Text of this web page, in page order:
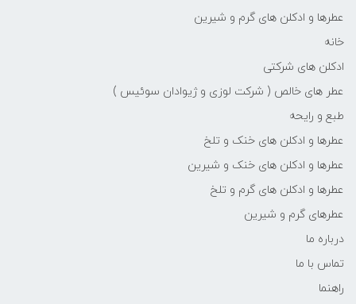
عطرها و ادکلن های گرم و شیرین
خانه
ادکلن های شرکتی
عطر های خالص ( شرکت لوزی و ژیوادان سوئیس )
طبع و رایحه
عطرها و ادکلن های خنک و تلخ
عطرها و ادکلن های خنک و شیرین
عطرها و ادکلن های گرم و تلخ
عطرهای گرم و شیرین
درباره ما
تماس با ما
راهنما